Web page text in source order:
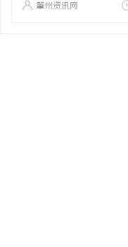
肇州资讯网